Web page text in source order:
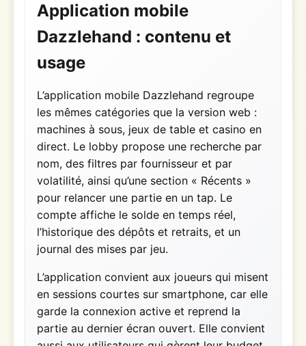
Application mobile
Dazzlehand : contenu et
usage
L’application mobile Dazzlehand regroupe
les mêmes catégories que la version web :
machines à sous, jeux de table et casino en
direct. Le lobby propose une recherche par
nom, des filtres par fournisseur et par
volatilité, ainsi qu’une section « Récents »
pour relancer une partie en un tap. Le
compte affiche le solde en temps réel,
l’historique des dépôts et retraits, et un
journal des mises par jeu.
L’application convient aux joueurs qui misent
en sessions courtes sur smartphone, car elle
garde la connexion active et reprend la
partie au dernier écran ouvert. Elle convient